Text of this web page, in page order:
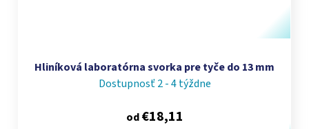
Hliníková laboratórna svorka pre tyče do 13 mm
Dostupnosť 2 - 4 týždne
od€18,11